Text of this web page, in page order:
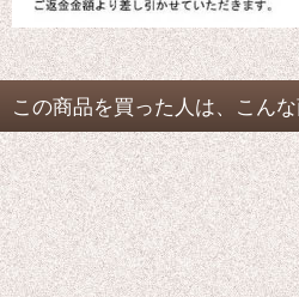
この商品を買った人は、こん